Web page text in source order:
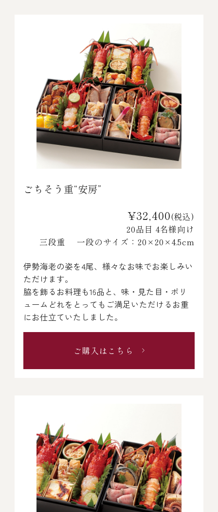
ごちそう重“安房”
¥32,400(税込)
20品目 4名様向け
三段重 一段のサイズ：20×20×4.5cm
伊勢海老の姿を4尾、様々なお味でお楽しみい
ただけます。
脇を飾るお料理も16品と、味・見た目・ボリ
ュームどれをとってもご満足いただけるお重
にお仕立ていたしました。
ご購入はこちら